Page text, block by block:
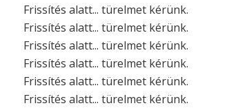
Frissítés alatt... türelmet kérünk.
Frissítés alatt... türelmet kérünk.
Frissítés alatt... türelmet kérünk.
Frissítés alatt... türelmet kérünk.
Frissítés alatt... türelmet kérünk.
Frissítés alatt... türelmet kérünk.